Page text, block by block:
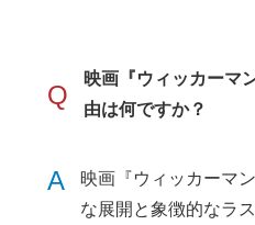
Q
映画『ウィッカーマ
由は何ですか？
A
映画『ウィッカーマ
な展開と象徴的なラ